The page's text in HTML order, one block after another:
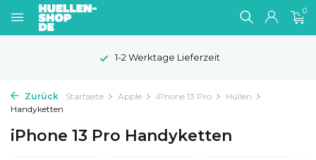
0
100 Tage
Zurück Startseite Apple iPhone 13 Pro
Hüllen
Handyketten
iPhone 13 Pro Handyketten